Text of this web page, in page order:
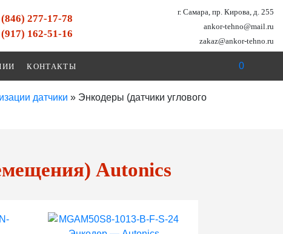
277-17-78
162-51-16
г. Самара, пр. Кирова, д. 255
ankor-tehno@mail.ru
zakaz@ankor-tehno.ru
КОНТАКТЫ 0
датчики » Энкодеры (датчики углового
Autonics